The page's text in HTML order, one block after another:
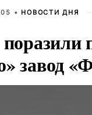
• НОВОСТИ ДНЯ
завод